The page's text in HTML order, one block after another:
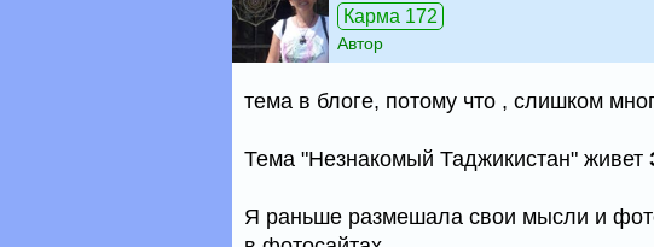
Карма 172
Автор
тема в блоге, потому что , слишком
Тема "Незнакомый Таджикистан" живет
Я раньше размешала свои мысли и